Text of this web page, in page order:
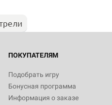
ПОКУПАТЕЛЯМ
Подобрать игру
Бонусная программа
Информация о заказе